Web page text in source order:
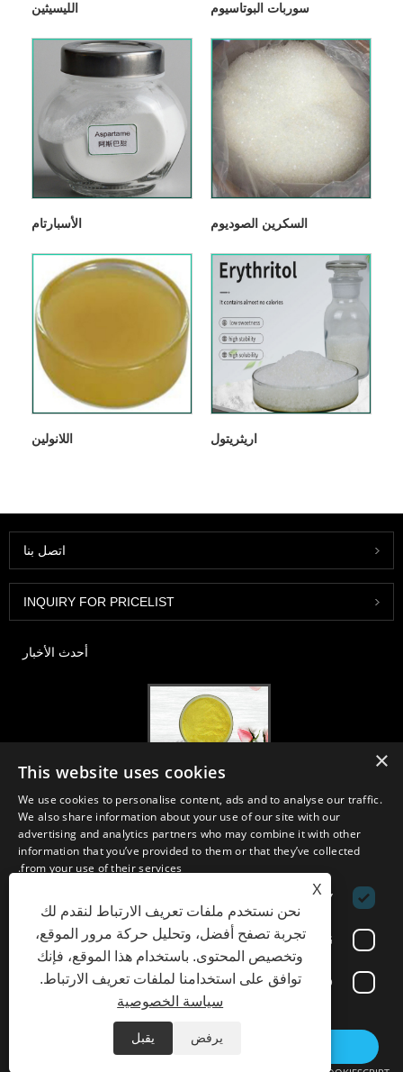
الليسيثين سوربات البوتاسيوم
الأسبارتام السكرين الصوديوم
اللانولين اريثريتول
اتصل بنا
INQUIRY FOR PRICELIST
أحدث الأخبار
2021/03/30
نقوم بتطوير وتسويق وتوزيع المكونات والمنتجات الأساسية للمغذيات والمكملات
الغذائية وصناعات الأغذية والمشروبات الوظيفية من مرافق التصنيع الأولية
الموجودة في الصين واليابان وكوريا ، حيث لدينا خبرة سنوات عديدة ونحن
راسخون جدًا. خبرتنا وسمعتنا في التوريد تفيد شركائنا في جميع أنحاء العالم.
Sitemap
RSS
XML
Privacy Policy
Chemicals - All Rights Reserved.
X
نحن نستخدم ملفات تعريف الارتباط لنقدم لك
تجربة تصفح أفضل، وتحليل حركة مرور الموقع،
وتخصيص المحتوى. باستخدام هذا الموقع، فإنك
توافق على استخدامنا لملفات تعريف الارتباط.
سياسة الخصوصية
يرفض يقبل
×
This website uses cookies
We use cookies to personalise content, ads and to analyse our traffic.
We also share information about your use of our site with our
advertising and analytics partners who may combine it with other
information that you’ve provided to them or that they’ve collected
from your use of their services.
STRICTLY NECESSARY
TARGETING
FUNCTIONALITY
UNCLASSIFIED
DECLINE ALL